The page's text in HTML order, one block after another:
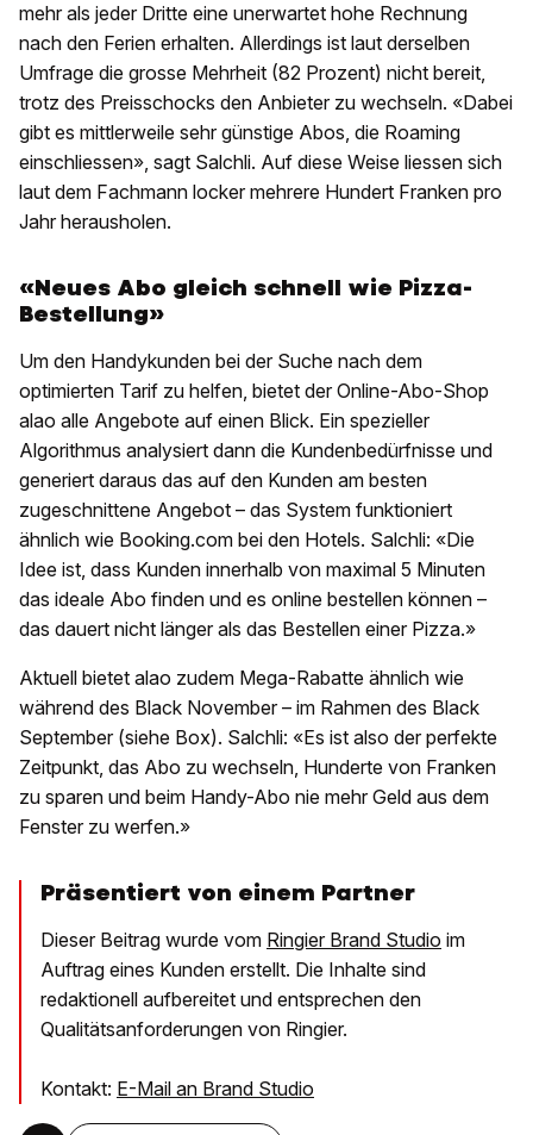
mehr als jeder Dritte eine unerwartet hohe Rechnung
nach den Ferien erhalten. Allerdings ist laut derselben
Umfrage die grosse Mehrheit (82 Prozent) nicht bereit,
trotz des Preisschocks den Anbieter zu wechseln. «Dabei
gibt es mittlerweile sehr günstige Abos, die Roaming
einschliessen», sagt Salchli. Auf diese Weise liessen sich
laut dem Fachmann locker mehrere Hundert Franken pro
Jahr herausholen.
«Neues Abo gleich schnell wie Pizza-
Bestellung»
Um den Handykunden bei der Suche nach dem
optimierten Tarif zu helfen, bietet der Online-Abo-Shop
alao alle Angebote auf einen Blick. Ein spezieller
Algorithmus analysiert dann die Kundenbedürfnisse und
generiert daraus das auf den Kunden am besten
zugeschnittene Angebot – das System funktioniert
ähnlich wie Booking.com bei den Hotels. Salchli: «Die
Idee ist, dass Kunden innerhalb von maximal 5 Minuten
das ideale Abo finden und es online bestellen können –
das dauert nicht länger als das Bestellen einer Pizza.»
Aktuell bietet alao zudem Mega-Rabatte ähnlich wie
während des Black November – im Rahmen des Black
September (siehe Box). Salchli: «Es ist also der perfekte
Zeitpunkt, das Abo zu wechseln, Hunderte von Franken
zu sparen und beim Handy-Abo nie mehr Geld aus dem
Fenster zu werfen.»
Präsentiert von einem Partner
Dieser Beitrag wurde vom Ringier Brand Studio im
Auftrag eines Kunden erstellt. Die Inhalte sind
redaktionell aufbereitet und entsprechen den
Qualitätsanforderungen von Ringier.
Kontakt: E-Mail an Brand Studio